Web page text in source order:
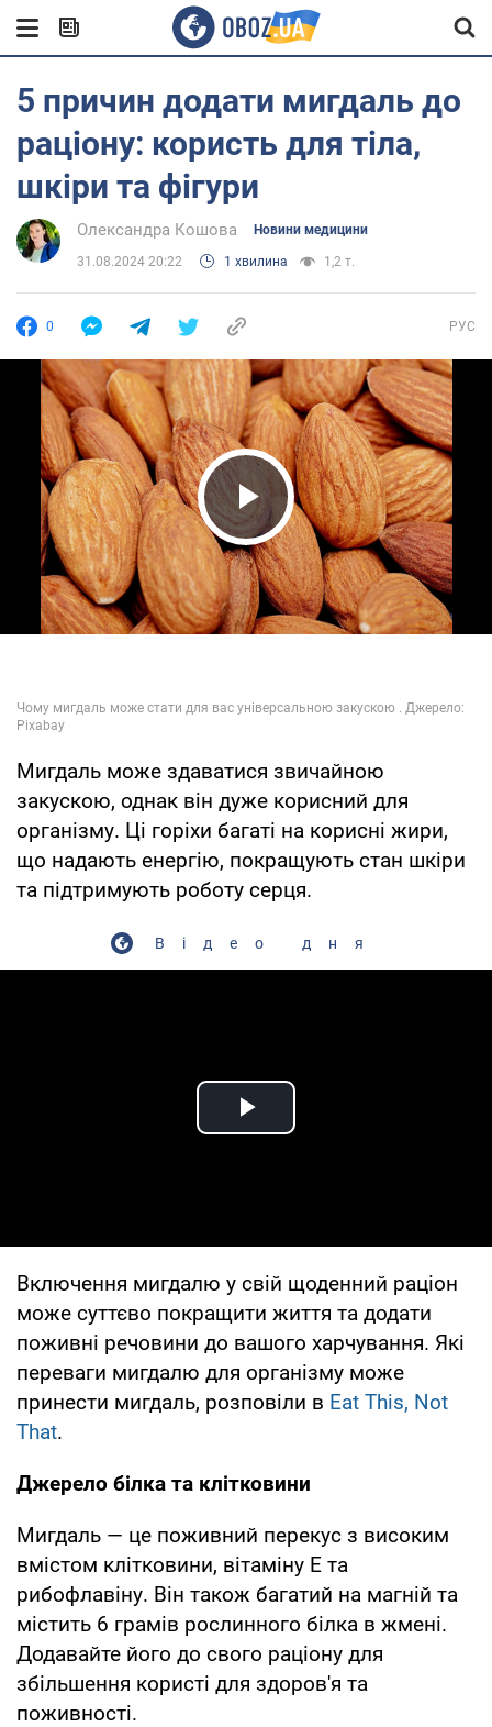
5 причин додати мигдаль до
раціону: користь для тіла,
шкіри та фігури
Олександра Кошова Новини медицини
31.08.2024 20:22 1 хвилина 1,2 т.
0 РУС
Play Video
Мигдаль може здаватися звичайною
закускою, однак він дуже корисний для
організму. Ці горіхи багаті на корисні жири,
що надають енергію, покращують стан шкіри
та підтримують роботу серця.
Відео дня
Play Video
Включення мигдалю у свій щоденний раціон
може суттєво покращити життя та додати
поживні речовини до вашого харчування. Які
переваги мигдалю для організму може
принести мигдаль, розповіли в Eat This, Not
That.
Джерело білка та клітковини
Мигдаль — це поживний перекус з високим
вмістом клітковини, вітаміну Е та
рибофлавіну. Він також багатий на магній та
містить 6 грамів рослинного білка в жмені.
Додавайте його до свого раціону для
збільшення користі для здоров'я та
поживності.